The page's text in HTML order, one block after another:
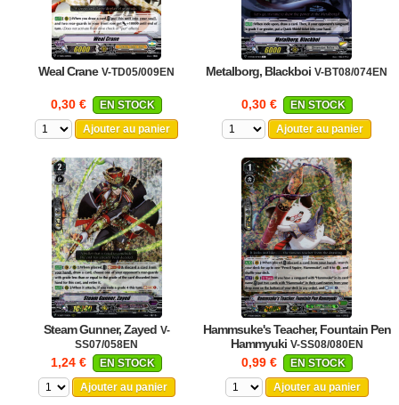
Weal Crane V-TD05/009EN
0,30 €
EN STOCK
Ajouter au panier
Metalborg, Blackboi V-BT08/074EN
0,30 €
EN STOCK
Ajouter au panier
Steam Gunner, Zayed V-
SS07/058EN
1,24 €
EN STOCK
Ajouter au panier
Hammsuke's Teacher, Fountain Pen
Hammyuki V-SS08/080EN
0,99 €
EN STOCK
Ajouter au panier